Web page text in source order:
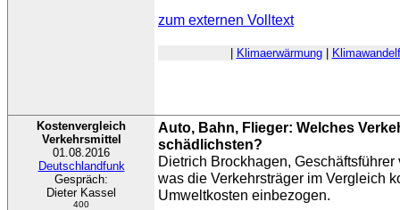
zum externen Volltext
Klimaerwärmung|
Kostenvergleich
Verkehrsmittel
01.08.2016
Deutschlandfunk
Gespräch:
Dieter Kassel
400
Auto, Bahn, Flieger: Welches
schädlichsten?
Dietrich Brockhagen,
was die Verkehrsträger im Vergleich
Umweltkosten einbezogen.